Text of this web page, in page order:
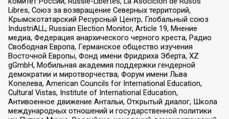
Libres, Союз за возвращение Северных территорий,
Крымскотатарский Ресурсный Центр, Глобальный союз
IndustriALL, Russian Election Monitor, Article 19, Мнение
медиа, Федерация анархического черного креста, Радио
Свободная Европа, Германское общество изучения
Восточной Европы, Фонд имени Фридриха Эберта, XZ
gGmbH, Мобильная академия поддержки гендерной
демократии и миротворчества, Форум имени Льва
Копелева, American Councils for International Education,
Cultural Vistas, Institute of International Education,
Антивоенное движение Антальи, Открытый диалог, Школа
международных отношений и государственной политики